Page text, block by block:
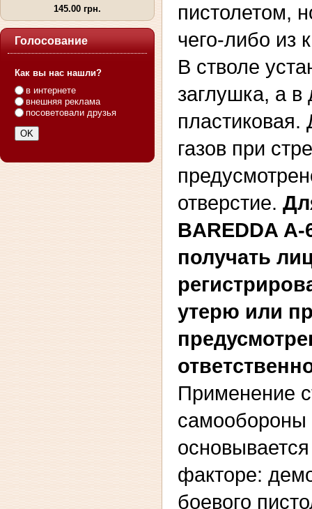
145.00 грн.
Голосование
Как вы нас нашли?
в интернете
внешняя реклама
посоветовали друзья
пистолетом,
чего-либо из
В стволе
заглушка, а в
газов при
отверстие.
BAREDDA
получать
утерю или
Применение
самообороны
факторе:
боевого